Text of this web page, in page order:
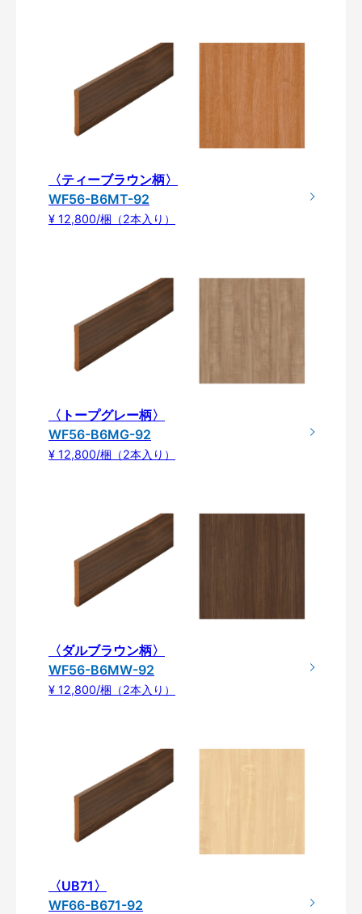
〈ティーブラウン柄〉
WF56-B6MT-92
¥ 12,800/梱（2本入り）
〈トープグレー柄〉
WF56-B6MG-92
¥ 12,800/梱（2本入り）
〈ダルブラウン柄〉
WF56-B6MW-92
¥ 12,800/梱（2本入り）
〈UB71〉
WF66-B671-92